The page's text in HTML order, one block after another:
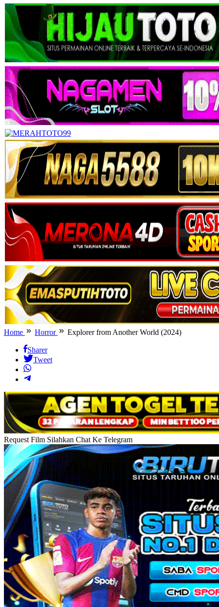
Home Horror Explorer from Another World (2024)
Sharer
Tweet
Request Film Silahkan Chat Ke Telegram